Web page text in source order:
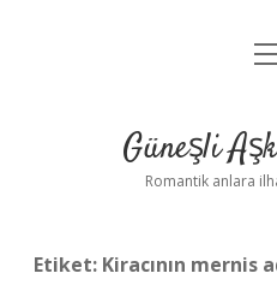
Yasal
Güneşli
Romantik anlara
Etiket: Kiracının mernis